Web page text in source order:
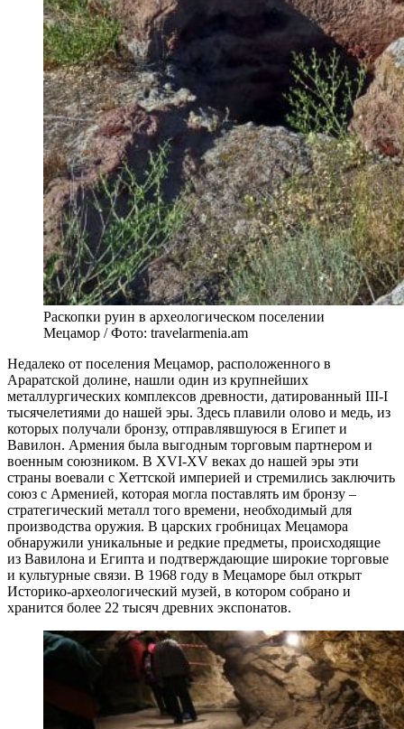
Раскопки руин в археологическом поселении
Мецамор / Фото: travelarmenia.am
Недалеко от поселения Мецамор, расположенного в
Араратской долине, нашли один из крупнейших
металлургических комплексов древности, датированный III-I
тысячелетиями до нашей эры. Здесь плавили олово и медь, из
которых получали бронзу, отправлявшуюся в Египет и
Вавилон. Армения была выгодным торговым партнером и
военным союзником. В XVI-XV веках до нашей эры эти
страны воевали с Хеттской империей и стремились заключить
союз с Арменией, которая могла поставлять им бронзу –
стратегический металл того времени, необходимый для
производства оружия. В царских гробницах Мецамора
обнаружили уникальные и редкие предметы, происходящие
из Вавилона и Египта и подтверждающие широкие торговые
и культурные связи. В 1968 году в Мецаморе был открыт
Историко-археологический музей, в котором собрано и
хранится более 22 тысяч древних экспонатов.